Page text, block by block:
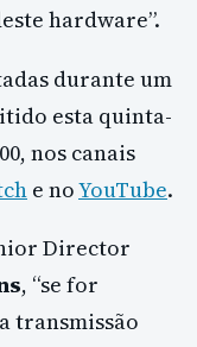
hardware”.
durante um
esta quinta-
nos canais
e noYouTube.
Director
, “se for
transmissão